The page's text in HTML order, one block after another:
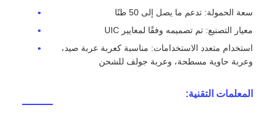
سعة الحمولة: تدعم ما يصل إلى 50 طنًا
معيار التصنيع: تم تصميمه وفقًا لمعايير UIC
استخدام متعدد الاستخدامات: مناسبة كعربة عربة صيد،
وعربة حاوية مسطحة، وعربة جولف للشحن
المعلمات التقنية: